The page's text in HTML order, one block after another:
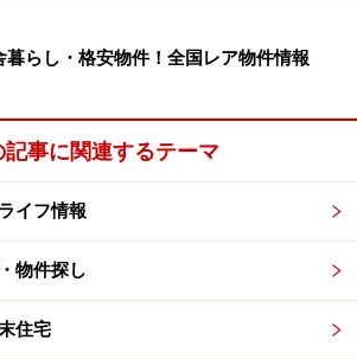
引き込み戸にした半露天風呂。気持ち
の頃に両親に連れて行ってもらったと
びに行ったとか、そういう思い出の
ですね。実際は1年を通じて、その土
はなかなかできませんので、とにか
んと仲良くなって、いろいろ教えて
の鍵ですね」
暮らし・格安物件！全国レア物件情報
記事に関連するテーマ
イフ情報
物件探し
住宅